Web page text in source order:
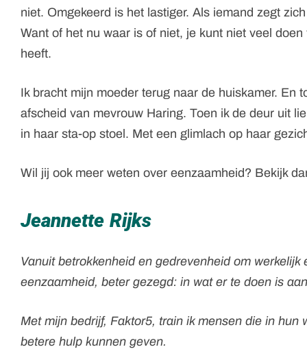
niet. Omgekeerd is het lastiger. Als iemand zegt
Want of het nu waar is of niet, je kunt niet veel
heeft.
Ik bracht mijn moeder terug naar de huiskamer. En
afscheid van mevrouw Haring. Toen ik de deur uit
in haar sta-op stoel. Met een glimlach op haar
Wil jij ook meer weten over eenzaamheid? Bekijk
Jeannette Rijks
Vanuit betrokkenheid en gedrevenheid om
eenzaamheid, beter gezegd: in wat er te doen is
Met mijn bedrijf, Faktor5, train ik mensen die in
betere hulp kunnen geven.